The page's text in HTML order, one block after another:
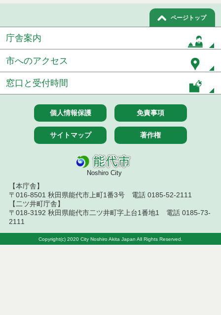
ページトップ
庁舎案内
市へのアクセス
窓口と受付時間
個人情報保護 免責事項
サイトマップ 著作権
Noshiro City
【本庁舎】
〒016-8501 秋田県能代市上町1番3号 電話 0185-52-2111
【二ツ井町庁舎】
〒018-3192 秋田県能代市二ツ井町字上台1番地1 電話 0185-73-
2111
Copyright(c) 2020 City Noshiro Akita Japan All Rights Reserved.